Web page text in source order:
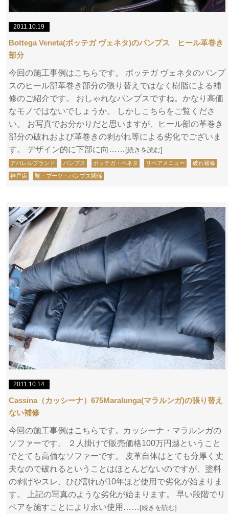
2011.10.19
Bottega Veneta(ボッテガ ヴェネタ)のパンプス ヒール革巻き
部分
今回の施工事例はこちらです。 ボッテガ ヴェネタのパンプ
スのヒール部革巻き部分の張り替えではなく樹脂による補
修のご紹介です。 おしゃれなパンプスですね。かなり高価
なモノではないでしょうか。 しかしこちらをご覧くださ
い。 お写真でお分かりだと思いますが、ヒール部の革巻き
部分の破れおよび革巻きの剥がれ等による劣化でございま
す。 デザイン的に下部に向…… [続きを読む]
アパレルブランド パンプス ボッテガ・ベネタ リペアメニュー 破れ補修
神戸店 靴・ブーツ・パンプス関係
2011.10.14
Cassina（カッシーナ）675Maralunga(マラルンガ)の張り替え
ない補修
今回の施工事例はこちらです。カッシーナ・マラルンガの
ソファーです。 ２人掛けで販売価格100万円越ということ
でとても高価なソファーです。 皮革自体はとても分厚く丈
夫なので破れるということはほとんどないのですが、塗料
の剥げやスレ、ひび割れが10年ほど使用で劣化が始まりま
す。 上記の写真のような劣化が始まります。 早い段階でリ
ペアを施すことにより永い使用…… [続きを読む]